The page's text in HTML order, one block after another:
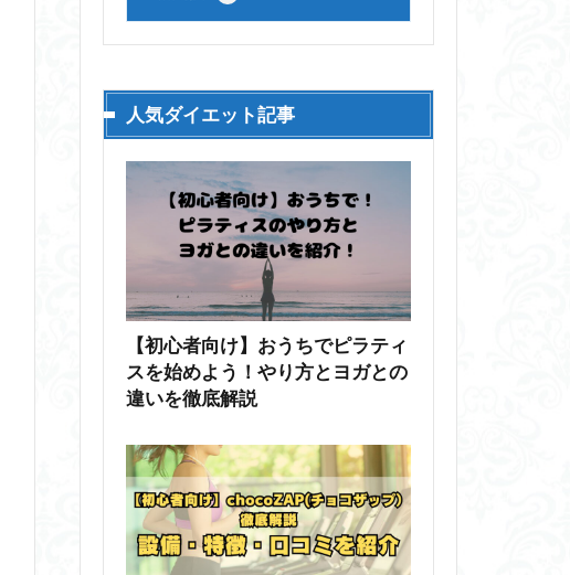
人気ダイエット記事
【初心者向け】おうちでピラティ
スを始めよう！やり方とヨガとの
違いを徹底解説